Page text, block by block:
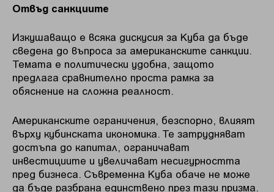
Отвъд санкциите
Изкушаващо е всяка дискусия за Куба да бъде
сведена до въпроса за американските санкции.
Темата е политически удобна, защото
предлага сравнително проста рамка за
обяснение на сложна реалност.
Американските ограничения, безспорно, влияят
върху кубинската икономика. Те затрудняват
достъпа до капитал, ограничават
инвестициите и увеличават несигурността
пред бизнеса. Съвременна Куба обаче не може
да бъде разбрана единствено през тази призма.